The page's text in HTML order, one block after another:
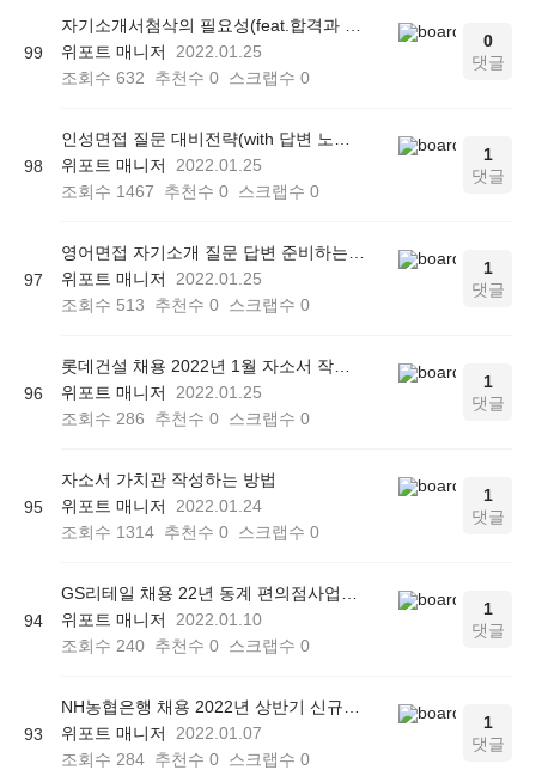
99
위포트 매니저
2022.01.25
조회수 632 추천수 0 스크랩수 0
0
댓글
98
위포트 매니저
2022.01.25
조회수 1467 추천수 0 스크랩수 0
1
댓글
97
위포트 매니저
2022.01.25
조회수 513 추천수 0 스크랩수 0
1
댓글
96
위포트 매니저
2022.01.25
조회수 286 추천수 0 스크랩수 0
1
댓글
95
자소서 가치관 작성하는 방법
위포트 매니저
2022.01.24
조회수 1314 추천수 0 스크랩수 0
1
댓글
94
위포트 매니저
2022.01.10
조회수 240 추천수 0 스크랩수 0
1
댓글
93
위포트 매니저
2022.01.07
조회수 284 추천수 0 스크랩수 0
1
댓글